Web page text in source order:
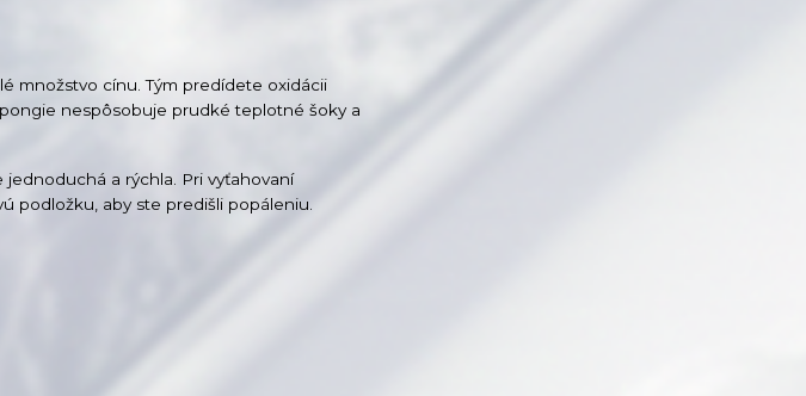
množstvo cínu. Tým predídete oxidácii
nespôsobuje prudké teplotné šoky a
a rýchla. Pri vyťahovaní
podložku, aby ste predišli popáleniu.